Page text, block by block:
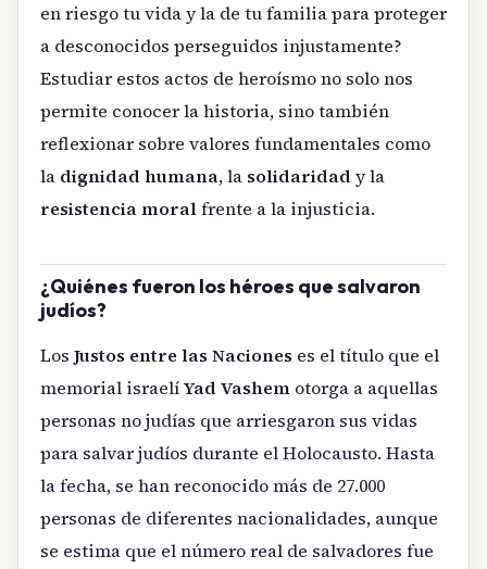
en riesgo tu vida y la de tu familia para proteger
a desconocidos perseguidos injustamente?
Estudiar estos actos de heroísmo no solo nos
permite conocer la historia, sino también
reflexionar sobre valores fundamentales como
la dignidad humana, la solidaridad y la
resistencia moralfrente a la injusticia.
¿Quiénes fueron los héroes que salvaron
judíos?
Los Justos entre las Naciones es el título que el
memorial israelíYad Vashem otorga a aquellas
personas no judías que arriesgaron sus vidas
para salvar judíos durante el Holocausto. Hasta
la fecha, se han reconocido más de 27.000
personas de diferentes nacionalidades, aunque
se estima que el número real de salvadores fue